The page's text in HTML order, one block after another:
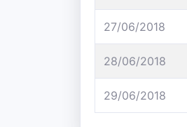
27/06/2018
28/06/2018
29/06/2018